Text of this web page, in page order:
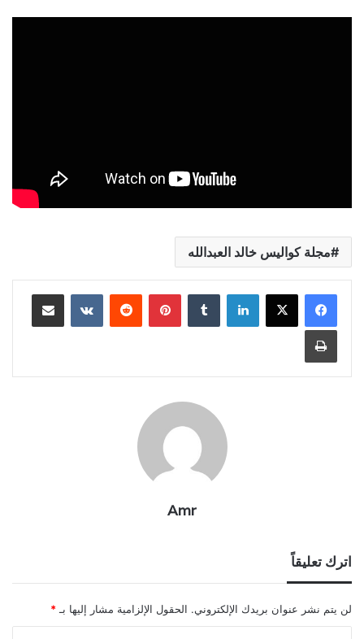
مجلة كواليس خالد العبدالله
لينكدإن بينتيريست مشاركة عبر البريد
طباعة
Amr
اترك تعليقاً
لن يتم نشر عنوان بريدك الإلكتروني. الحقول الإلزامية مشار إليها بـ *